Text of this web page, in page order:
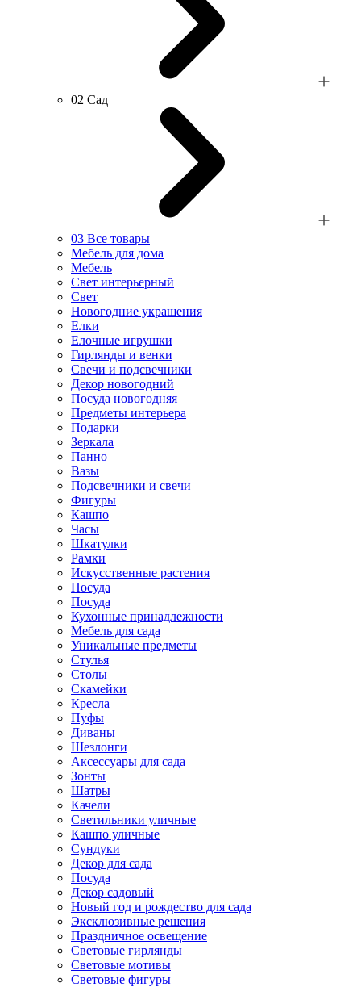
02 Сад
03 Все товары
Мебель для дома
Мебель
Свет интерьерный
Свет
Новогодние украшения
Елки
Елочные игрушки
Гирлянды и венки
Свечи и подсвечники
Декор новогодний
Посуда новогодняя
Предметы интерьера
Подарки
Зеркала
Панно
Вазы
Подсвечники и свечи
Фигуры
Кашпо
Часы
Шкатулки
Рамки
Искусственные растения
Посуда
Посуда
Кухонные принадлежности
Мебель для сада
Уникальные предметы
Стулья
Столы
Скамейки
Кресла
Пуфы
Диваны
Шезлонги
Аксессуары для сада
Зонты
Шатры
Качели
Cветильники уличные
Кашпо уличные
Сундуки
Декор для сада
Посуда
Декор садовый
Новый год и рождество для сада
Эксклюзивные решения
Праздничное освещение
Световые гирлянды
Световые мотивы
Световые фигуры